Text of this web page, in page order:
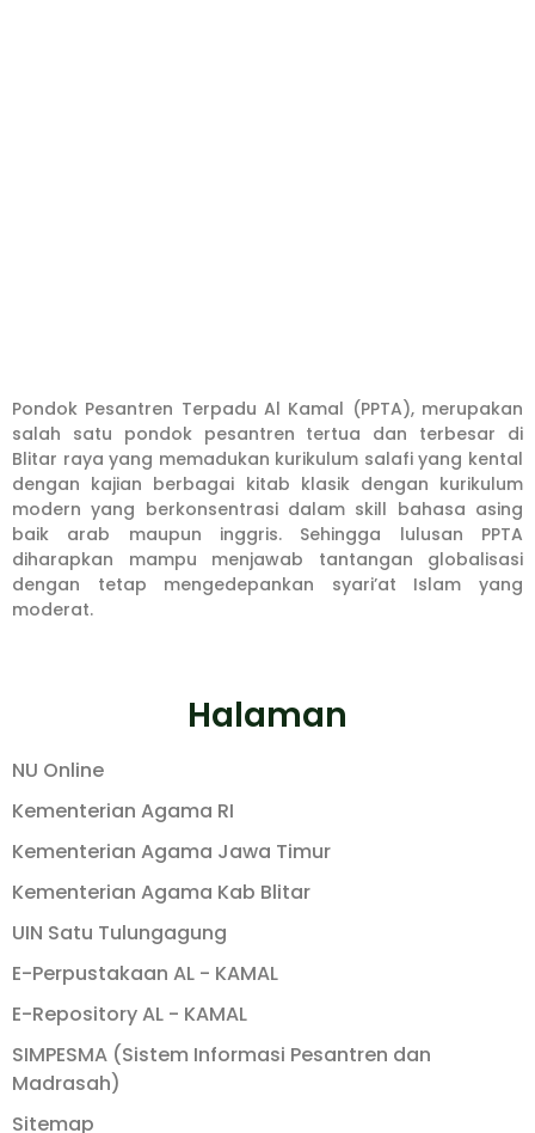
Pondok Pesantren Terpadu Al Kamal (PPTA), merupakan
salah satu pondok pesantren tertua dan terbesar di
Blitar raya yang memadukan kurikulum salafi yang kental
dengan kajian berbagai kitab klasik dengan kurikulum
modern yang berkonsentrasi dalam skill bahasa asing
baik arab maupun inggris. Sehingga lulusan PPTA
diharapkan mampu menjawab tantangan globalisasi
dengan tetap mengedepankan syari’at Islam yang
moderat.
Halaman
NU Online
Kementerian Agama RI
Kementerian Agama Jawa Timur
Kementerian Agama Kab Blitar
UIN Satu Tulungagung
E-Perpustakaan AL - KAMAL
E-Repository AL - KAMAL
SIMPESMA (Sistem Informasi Pesantren dan
Madrasah)
Sitemap